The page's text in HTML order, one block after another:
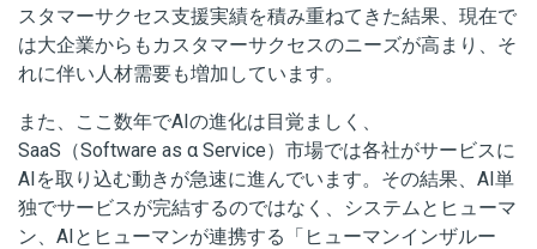
スタマーサクセス支援実績を積み重ねてきた結果、現在で
は大企業からもカスタマーサクセスのニーズが高まり、そ
れに伴い人材需要も増加しています。
また、ここ数年でAIの進化は目覚ましく、
SaaS（Software as α Service）市場では各社がサービスに
AIを取り込む動きが急速に進んでいます。その結果、AI単
独でサービスが完結するのではなく、システムとヒューマ
ン、AIとヒューマンが連携する「ヒューマンインザルー